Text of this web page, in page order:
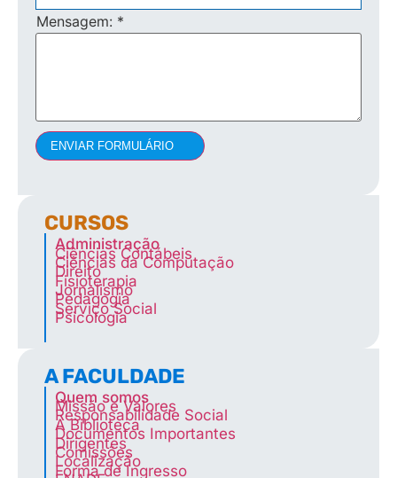
Mensagem: *
ENVIAR FORMULÁRIO
CURSOS
Administração
Ciências Contábeis
Ciências da Computação
Direito
Fisioterapia
Jornalismo
Pedagogia
Serviço Social
Psicologia
A FACULDADE
Quem somos
Missão e Valores
Responsabilidade Social
A Biblioteca
Documentos Importantes
Dirigentes
Comissões
Localização
Forma de Ingresso